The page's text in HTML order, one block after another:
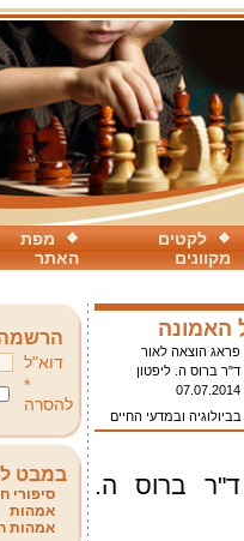
מפת
האתר
לקטים
מקוונים
האמונה
פראג הוצאה לאור
ד"ר ברוס ה. ליפטון
07.07.2014
ובמדעי החיים
ברוס ה.
דוא"ל
*
להסרה
במבט
סיפורי
אמהות
אמהות